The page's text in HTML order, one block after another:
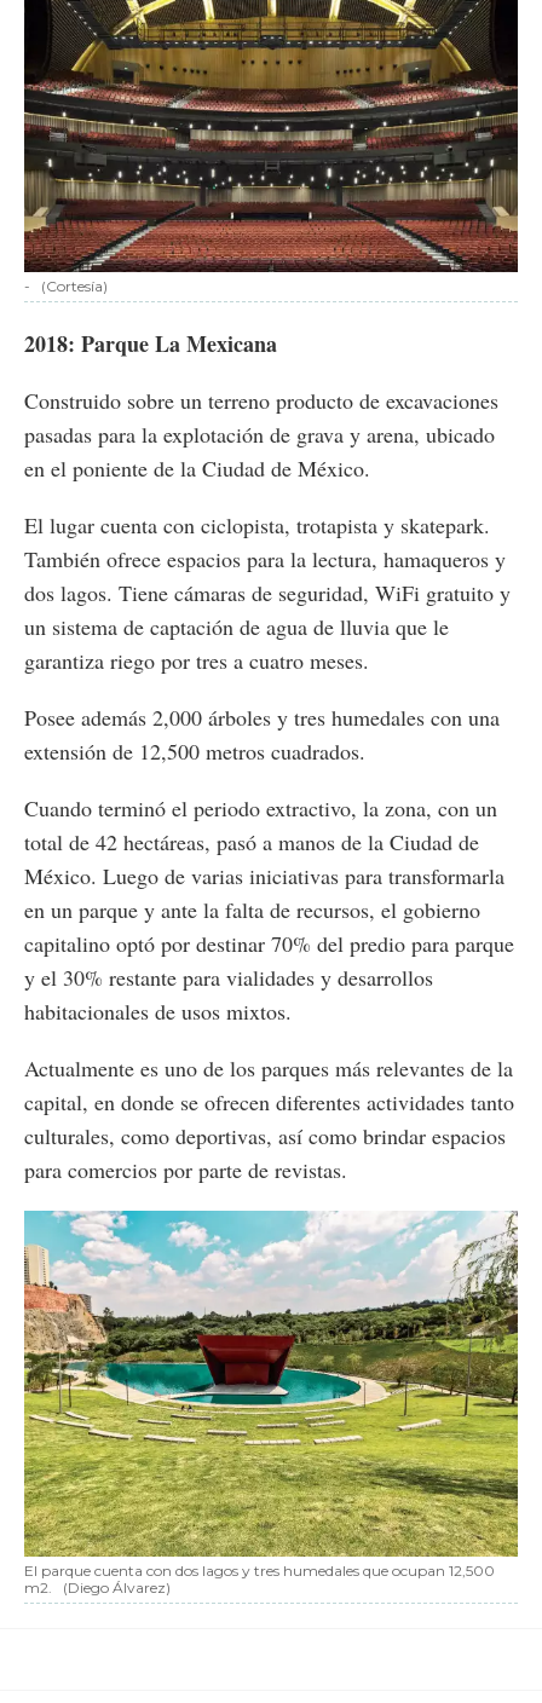
- (Cortesía)
2018: Parque La Mexicana
Construido sobre un terreno producto de excavaciones
pasadas para la explotación de grava y arena, ubicado
en el poniente de la Ciudad de México.
El lugar cuenta con ciclopista, trotapista y skatepark.
También ofrece espacios para la lectura, hamaqueros y
dos lagos. Tiene cámaras de seguridad, WiFi gratuito y
un sistema de captación de agua de lluvia que le
garantiza riego por tres a cuatro meses.
Posee además 2,000 árboles y tres humedales con una
extensión de 12,500 metros cuadrados.
Cuando terminó el periodo extractivo, la zona, con un
total de 42 hectáreas, pasó a manos de la Ciudad de
México. Luego de varias iniciativas para transformarla
en un parque y ante la falta de recursos, el gobierno
capitalino optó por destinar 70% del predio para parque
y el 30% restante para vialidades y desarrollos
habitacionales de usos mixtos.
Actualmente es uno de los parques más relevantes de la
capital, en donde se ofrecen diferentes actividades tanto
culturales, como deportivas, así como brindar espacios
para comercios por parte de revistas.
El parque cuenta con dos lagos y tres humedales que ocupan 12,500
m2.
(Diego Álvarez)